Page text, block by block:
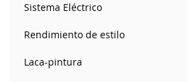
Sistema Eléctrico
Rendimiento de estilo
Laca-pintura